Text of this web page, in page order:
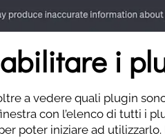
i
a vedere quali plugin
con l’elenco di tutti i
poter iniziare ad